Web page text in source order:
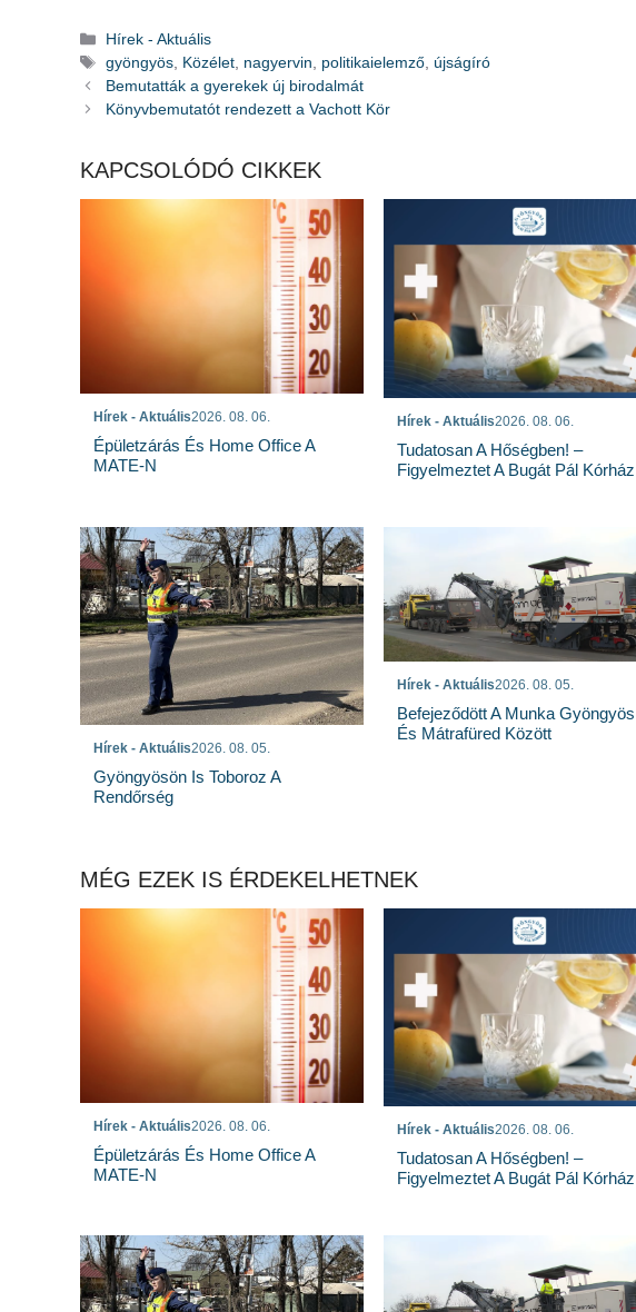
Kategória
Hírek - Aktuális
Címkék
gyöngyös, Közélet, nagyervin, politikaielemző, újságíró
Bemutatták a gyerekek új birodalmát
Könyvbemutatót rendezett a Vachott Kör
KAPCSOLÓDÓ CIKKEK
Hírek - Aktuális2026. 08. 06.
Épületzárás És Home Office A
MATE-N
Hírek - Aktuális2026. 08. 06.
Tudatosan A Hőségben! –
Figyelmeztet A Bugát Pál Kórház
Hírek - Aktuális2026. 08. 05.
Gyöngyösön Is Toboroz A
Rendőrség
Hírek - Aktuális2026. 08. 05.
Befejeződött A Munka Gyöngyös
És Mátrafüred Között
MÉG EZEK IS ÉRDEKELHETNEK
Hírek - Aktuális2026. 08. 06.
Épületzárás És Home Office A
MATE-N
Hírek - Aktuális2026. 08. 06.
Tudatosan A Hőségben! –
Figyelmeztet A Bugát Pál Kórház